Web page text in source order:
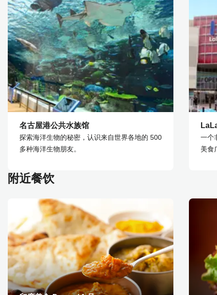
名古屋港公共水族馆
探索海洋生物的秘密，认识来自世界各地的 500
多种海洋生物朋友。
一个
美食
附近餐饮